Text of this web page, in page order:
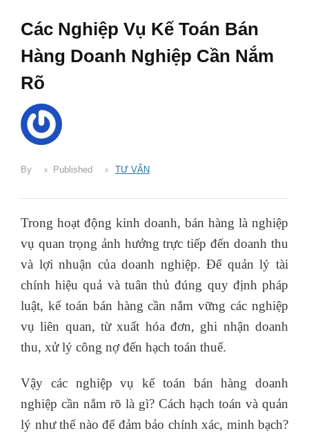
Các Nghiệp Vụ Kế Toán Bán
Hàng Doanh Nghiệp Cần Nắm
Rõ
By Published TƯ VẤN
Trong hoạt động kinh doanh, bán hàng là nghiệp
vụ quan trọng ảnh hưởng trực tiếp đến doanh thu
và lợi nhuận của doanh nghiệp. Để quản lý tài
chính hiệu quả và tuân thủ đúng quy định pháp
luật, kế toán bán hàng cần nắm vững các nghiệp
vụ liên quan, từ xuất hóa đơn, ghi nhận doanh
thu, xử lý công nợ đến hạch toán thuế.
Vậy các nghiệp vụ kế toán bán hàng doanh
nghiệp cần nắm rõ là gì? Cách hạch toán và quản
lý như thế nào để đảm bảo chính xác, minh bạch?